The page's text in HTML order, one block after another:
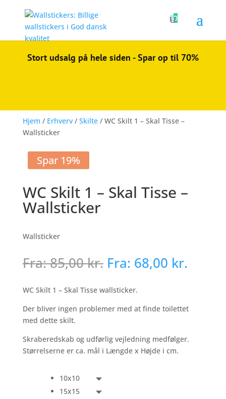
0
Stort udsalg på hele siden - Spar op til 70%
Hjem / Erhverv/ Skilte/ WC Skilt 1 – Skal Tisse –
Wallsticker
Spar 19%
WC Skilt 1 – Skal Tisse –
Wallsticker
Wallsticker
Fra:85,00kr. Fra: 68,00 kr.
WC Skilt 1 – Skal Tisse wallsticker.
Der bliver ingen problemer med at finde toilettet
med dette skilt.
Skraberedskab og udførlig vejledning medfølger.
Størrelserne er ca. mål i Længde x Højde i cm.
10x10
15x15